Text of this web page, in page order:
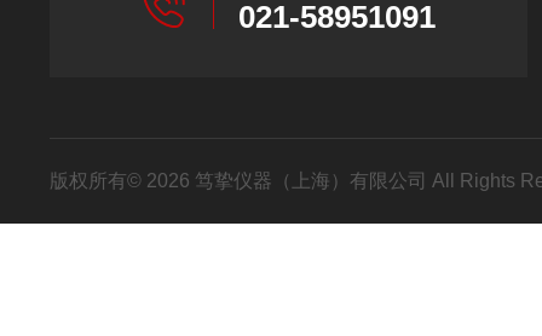
021-58951091
版权所有© 2026 笃挚仪器（上海）有限公司 All Rights